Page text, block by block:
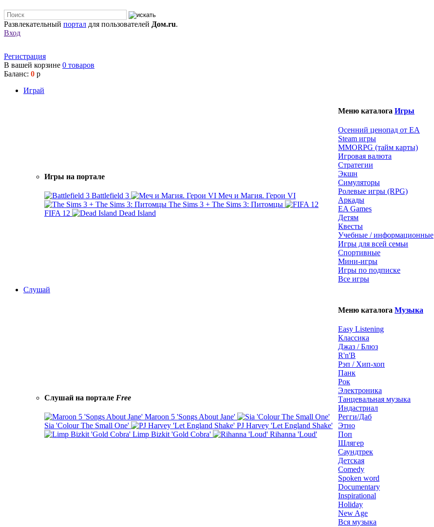
Развлекательный портал для пользователей Дом.ru.
Вход
Регистрация
В вашей корзине 0 товаров
Баланс: 0 р
Играй
Игры на портале
Battlefield 3
Меч и Магия. Герои VI
The Sims 3 + The Sims 3: Питомцы
FIFA 12
Dead Island
Меню каталога Игры
Осенний ценопад от EA
Steam игры
MMORPG (тайм карты)
Игровая валюта
Стратегии
Экшн
Симуляторы
Ролевые игры (RPG)
Аркады
EA Games
Детям
Квесты
Учебные / информационные
Игры для всей семьи
Спортивные
Мини-игры
Игры по подписке
Все игры
Слушай
Слушай на портале Free
Maroon 5 'Songs About Jane'
Sia 'Colour The Small One'
PJ Harvey 'Let England Shake'
Limp Bizkit 'Gold Cobra'
Rihanna 'Loud'
Меню каталога Музыка
Easy Listening
Классика
Джаз / Блюз
R'n'B
Рэп / Хип-хоп
Панк
Рок
Электроника
Танцевальная музыка
Индастриал
Регги/Даб
Этно
Поп
Шлягер
Саундтрек
Детская
Comedy
Spoken word
Documentary
Inspirational
Holiday
New Age
Вся музыка